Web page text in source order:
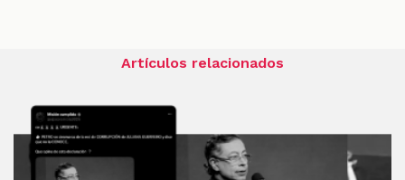
Artículos relacionados